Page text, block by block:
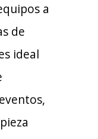
a
de
ideal